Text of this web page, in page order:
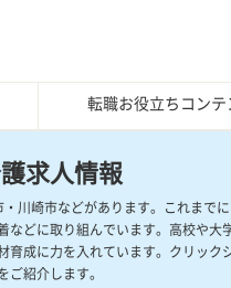
転職お役立ちコンテ
求人情報
川崎市などがあります。これまで
などに取り組んでいます。高校や大
成に力を入れています。クリック
紹介します。